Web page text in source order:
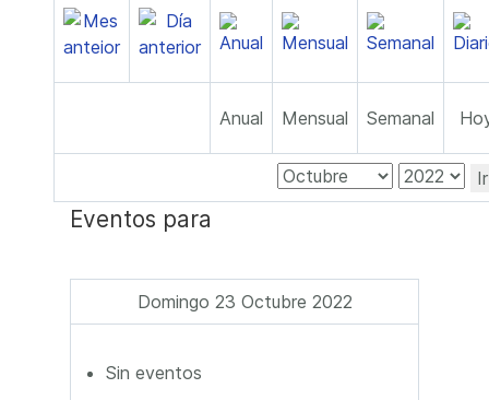
Anual Mensual Semanal
Eventos para
Domingo 23 Octubre 2022
Sin eventos